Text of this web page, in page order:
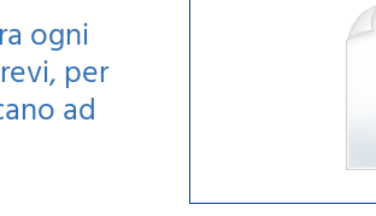
ogni
per
ad